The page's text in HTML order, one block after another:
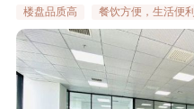
楼盘品质高 餐饮方便，生活便利